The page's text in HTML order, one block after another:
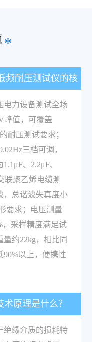
*
频耐压测试仪的核
电力设备测试全场
峰值，可覆盖
耐压测试要求；
三档可调，
、2.2μF、
联聚乙烯电缆测
，总谐波失真度小
要求；电压测量
，采样精度满足试
约22kg，相比同
90%以上，便携性
原理是什么？
绝缘介质的损耗特